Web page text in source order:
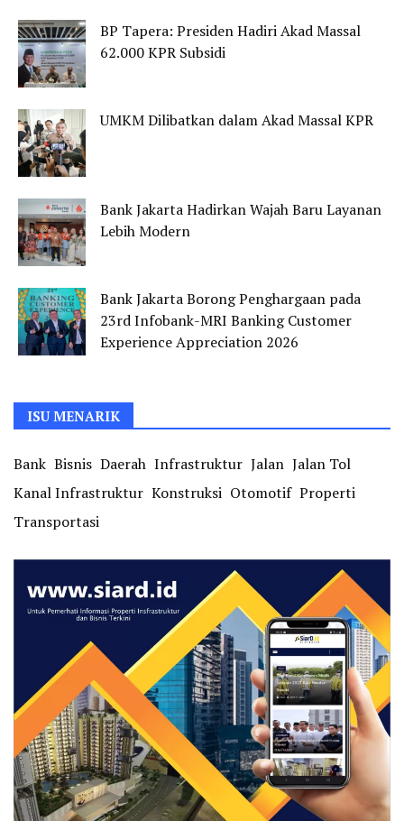
BP Tapera: Presiden Hadiri Akad Massal
62.000 KPR Subsidi
UMKM Dilibatkan dalam Akad Massal KPR
Bank Jakarta Hadirkan Wajah Baru Layanan
Lebih Modern
Bank Jakarta Borong Penghargaan pada
23rd Infobank-MRI Banking Customer
Experience Appreciation 2026
ISU MENARIK
Bank Bisnis Daerah Infrastruktur Jalan Jalan Tol
Kanal Infrastruktur Konstruksi Otomotif Properti
Transportasi